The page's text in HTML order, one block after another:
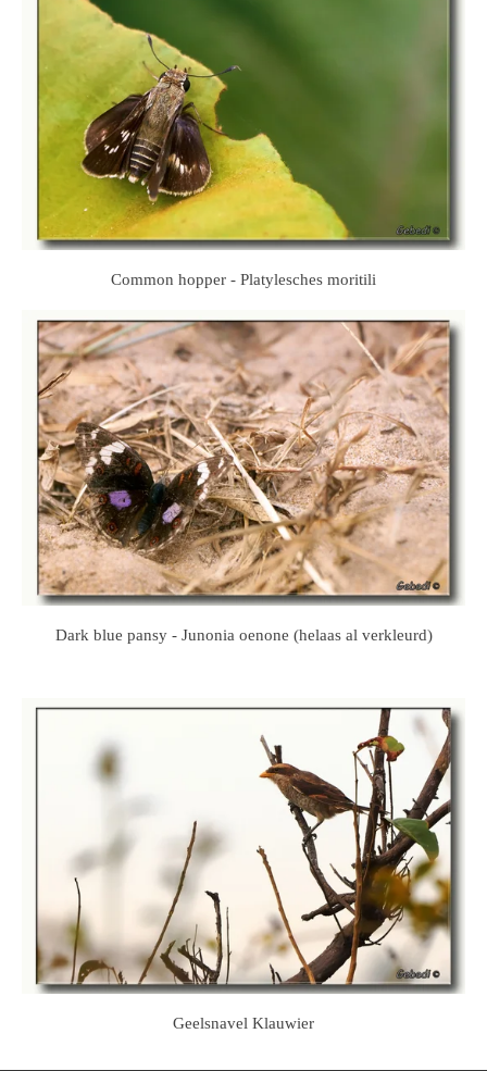
Common hopper - Platylesches moritili
Dark blue pansy - Junonia oenone (helaas al verkleurd)
Geelsnavel Klauwier